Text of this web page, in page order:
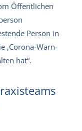
Öffentlichen
Person in
‚Corona-Warn-
hat“.